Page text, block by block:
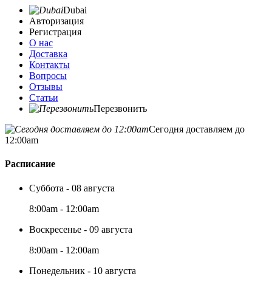
Dubai
Авторизация
Регистрация
О нас
Доставка
Контакты
Вопросы
Отзывы
Статьи
Перезвонить
Сегодня доставляем до
12:00am
Расписание
Суббота - 08 августа
8:00am - 12:00am
Воскресенье - 09 августа
8:00am - 12:00am
Понедельник - 10 августа